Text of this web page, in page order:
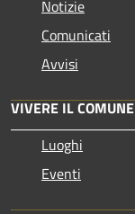
Notizie
Comunicati
Avvisi
VIVERE IL COMUNE
Luoghi
Eventi